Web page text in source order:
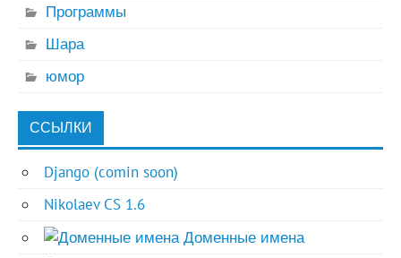
Программы
Шара
юмор
ССЫЛКИ
Django (comin soon)
Nikolaev CS 1.6
Доменные имена